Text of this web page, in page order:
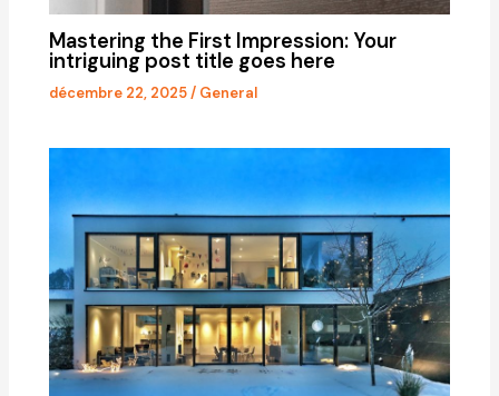
Mastering the First Impression: Your
intriguing post title goes here
décembre 22, 2025/ General